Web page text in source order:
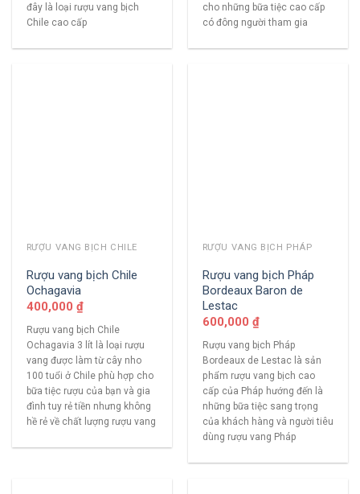
đây là loại rượu vang bịch
Chile cao cấp
cho những bữa tiệc cao cấp
có đông người tham gia
RƯỢU VANG BỊCH CHILE
Rượu vang bịch Chile
Ochagavia
400,000 ₫
Rượu vang bịch Chile
Ochagavia 3 lít là loại rượu
vang được làm từ cây nho
100 tuổi ở Chile phù hợp cho
bữa tiệc rượu của bạn và gia
đình tuy rẻ tiền nhưng không
hề rẻ về chất lượng rượu vang
RƯỢU VANG BỊCH PHÁP
Rượu vang bịch Pháp
Bordeaux Baron de
Lestac
600,000 ₫
Rượu vang bịch Pháp
Bordeaux de Lestac là sản
phẩm rượu vang bịch cao
cấp của Pháp hướng đến là
những bữa tiệc sang trọng
của khách hàng và người tiêu
dùng rượu vang Pháp